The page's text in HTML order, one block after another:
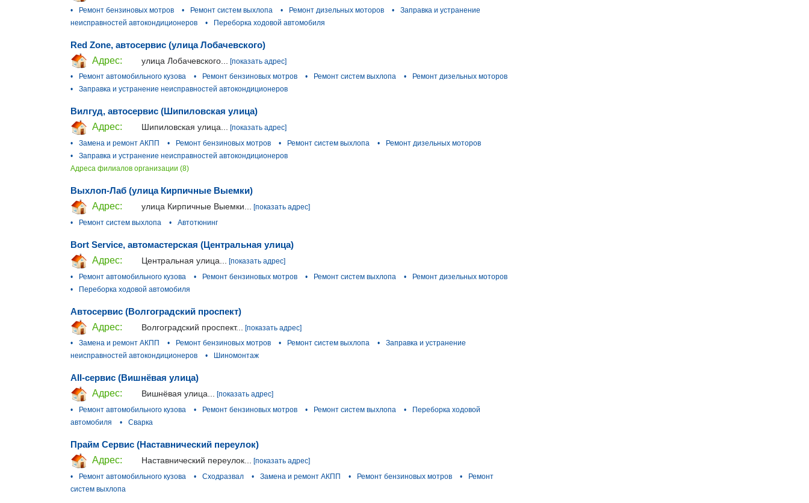
•
Ремонт бензиновых мотров • Ремонт систем выхлопа • Ремонт дизельных моторов •
Заправка и устранение
неисправностей автокондиционеров
• Переборка ходовой автомобиля
Red Zone, автосервис (улица Лобачевского)
Адрес:
улица Лобачевского...
[показать адрес]
•
Ремонт автомобильного кузова • Ремонт бензиновых мотров • Ремонт систем выхлопа •
Ремонт дизельных моторов
•
Заправка и устранение неисправностей автокондиционеров
Вилгуд, автосервис (Шипиловская улица)
Адрес:
Шипиловская улица... [показать адрес]
•
Замена и ремонт АКПП • Ремонт бензиновых мотров • Ремонт систем выхлопа •
Ремонт дизельных моторов
•
Заправка и устранение неисправностей автокондиционеров
Адреса филиалов организации (8)
Выхлоп-Лаб (улица Кирпичные Выемки)
Адрес:
улица Кирпичные Выемки...
[показать адрес]
•
Ремонт систем выхлопа • Автотюнинг
Bort Service, автомастерская (Центральная улица)
Адрес:
Центральная улица...
[показать адрес]
•
Ремонт автомобильного кузова • Ремонт бензиновых мотров • Ремонт систем выхлопа •
Ремонт дизельных моторов
•
Переборка ходовой автомобиля
Автосервис (Волгоградский проспект)
Адрес:
Волгоградский проспект...
[показать адрес]
•
Замена и ремонт АКПП • Ремонт бензиновых мотров • Ремонт систем выхлопа •
Заправка и устранение
неисправностей автокондиционеров
• Шиномонтаж
AII-сервис (Вишнёвая улица)
Адрес:
Вишнёвая улица... [показать адрес]
•
Ремонт автомобильного кузова • Ремонт бензиновых мотров • Ремонт систем выхлопа •
Переборка ходовой
автомобиля
• Сварка
Прайм Сервис (Наставнический переулок)
Адрес:
Наставнический переулок... [показать адрес]
•
Ремонт автомобильного кузова • Сходразвал • Замена и ремонт АКПП • Ремонт бензиновых мотров •
Ремонт
систем выхлопа